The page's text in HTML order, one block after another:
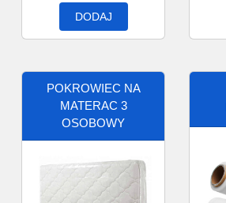
DODAJ
POKROWIEC NA
MATERAC 3
OSOBOWY